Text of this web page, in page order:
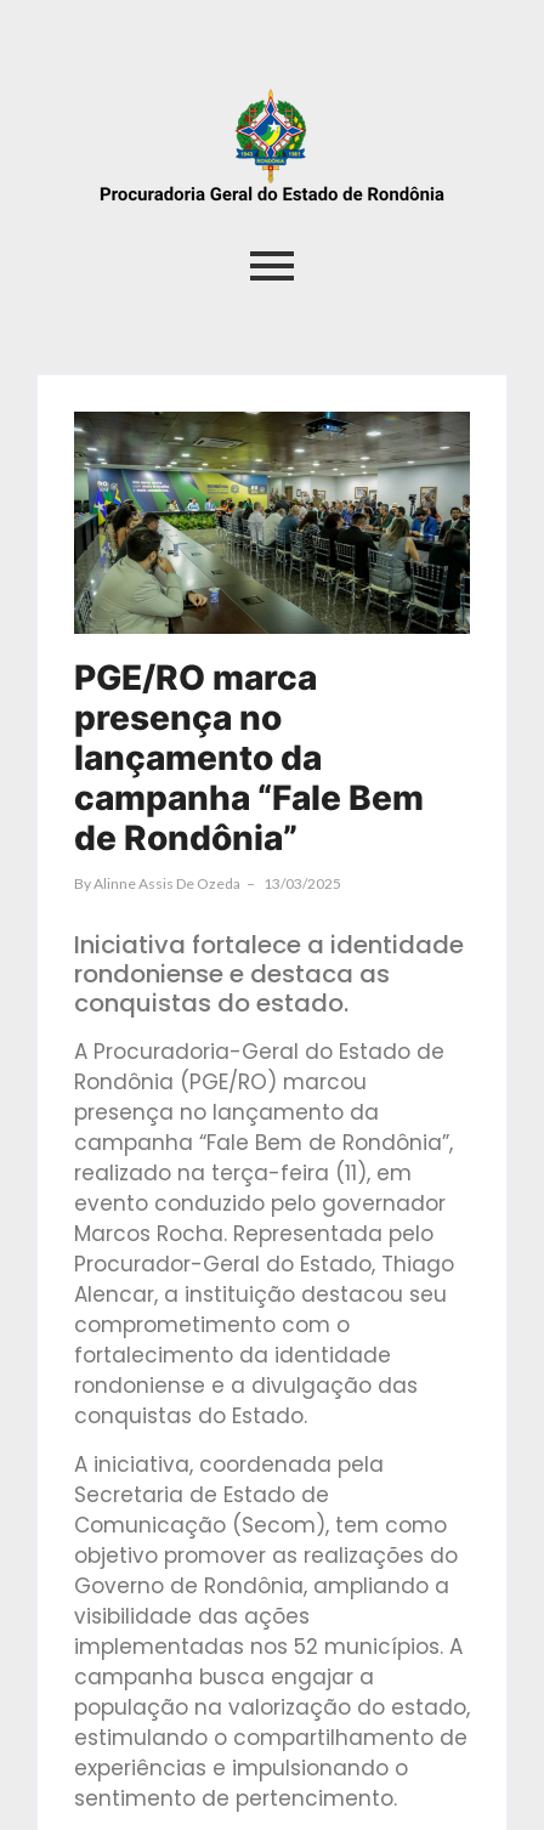
PGE/RO marca
presença no
lançamento da
campanha “Fale Bem
de Rondônia”
ByAlinne Assis De Ozeda 13/03/2025
Iniciativa fortalece a identidade
rondoniense e destaca as
conquistas do estado.
A Procuradoria-Geral do Estado de
Rondônia (PGE/RO) marcou
presença no lançamento da
campanha “Fale Bem de Rondônia”,
realizado na terça-feira (11), em
evento conduzido pelo governador
Marcos Rocha. Representada pelo
Procurador-Geral do Estado, Thiago
Alencar, a instituição destacou seu
comprometimento com o
fortalecimento da identidade
rondoniense e a divulgação das
conquistas do Estado.
A iniciativa, coordenada pela
Secretaria de Estado de
Comunicação (Secom), tem como
objetivo promover as realizações do
Governo de Rondônia, ampliando a
visibilidade das ações
implementadas nos 52 municípios. A
campanha busca engajar a
população na valorização do estado,
estimulando o compartilhamento de
experiências e impulsionando o
sentimento de pertencimento.